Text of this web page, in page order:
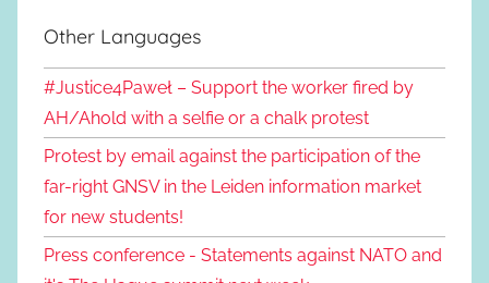
Other Languages
#Justice4Paweł – Support the worker fired by
AH/Ahold with a selfie or a chalk protest
Protest by email against the participation of the
far-right GNSV in the Leiden information market
for new students!
Press conference - Statements against NATO and